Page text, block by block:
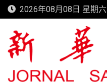
Skip
to
content
2026年08月08日 星期六